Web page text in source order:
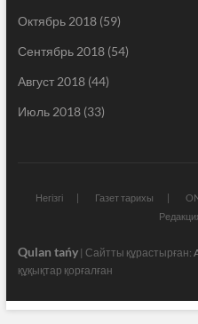
Октябрь 2018(59)
Сентябрь 2018(54)
Август 2018(44)
Июль 2018(33)
Негізгі Газет тарихы
Qulan tańy| Сайтты құрастырған:
құқықтар қорғалған